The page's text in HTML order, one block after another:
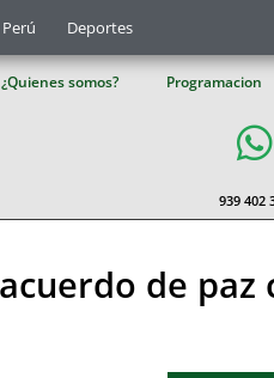
Deportes
¿Quienes somos? Programacion
939 402
de paz